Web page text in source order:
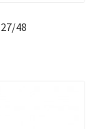
48